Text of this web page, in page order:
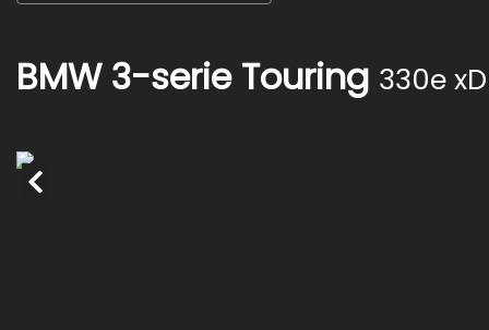
BMW 3-serie Touring 330e